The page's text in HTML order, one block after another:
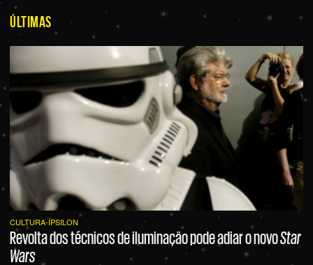
ÚLTIMAS
CULTURA-ÍPSILON
Revolta dos técnicos de iluminação pode adiar o novoStar
Wars